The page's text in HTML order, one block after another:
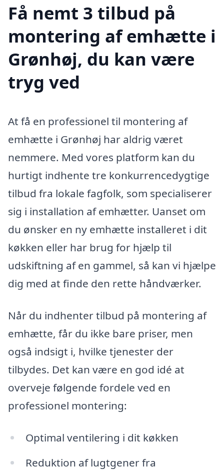
Få nemt 3 tilbud på
montering af emhætte i
Grønhøj, du kan være
tryg ved
At få en professionel til montering af
emhætte i Grønhøj har aldrig været
nemmere. Med vores platform kan du
hurtigt indhente tre konkurrencedygtige
tilbud fra lokale fagfolk, som specialiserer
sig i installation af emhætter. Uanset om
du ønsker en ny emhætte installeret i dit
køkken eller har brug for hjælp til
udskiftning af en gammel, så kan vi hjælpe
dig med at finde den rette håndværker.
Når du indhenter tilbud på montering af
emhætte, får du ikke bare priser, men
også indsigt i, hvilke tjenester der
tilbydes. Det kan være en god idé at
overveje følgende fordele ved en
professionel montering:
Optimal ventilering i dit køkken
Reduktion af lugtgener fra